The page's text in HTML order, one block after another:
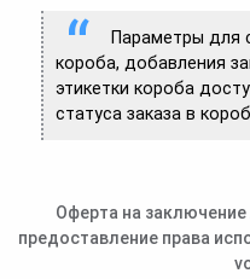
Параметры для
короба, добавления
этикетки короба
статуса заказа в
Оферта на
предоставление права